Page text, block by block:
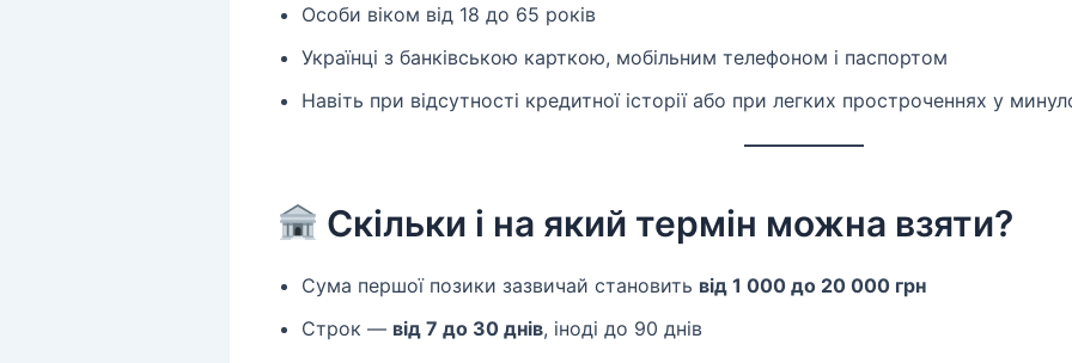
Особи віком від 18 до 65 років
Українці з банківською карткою, мобільним телефоном і паспортом
Навіть при відсутності кредитної історії або при легких простроченнях у
Скільки і на який термін можна взяти?
Сума першої позики зазвичай становить від 1 000 до 20 000 грн
Строк — від 7 до 30 днів, іноді до 90 днів